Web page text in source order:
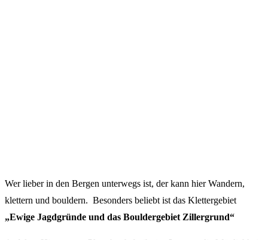
Wer lieber in den Bergen unterwegs ist, der kann hier Wandern,
klettern und bouldern. Besonders beliebt ist das Klettergebiet
„Ewige Jagdgründe und das Bouldergebiet Zillergrund“